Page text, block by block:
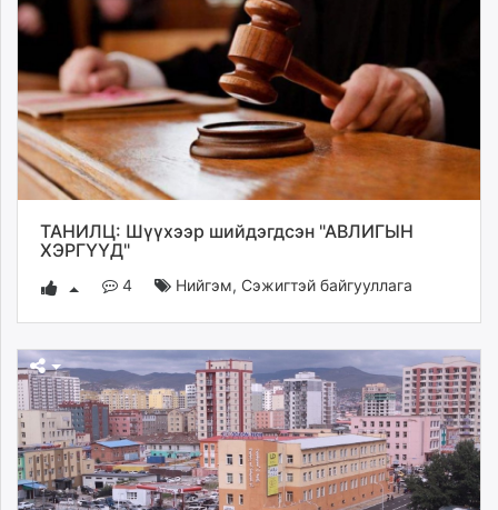
ТАНИЛЦ: Шүүхээр шийдэгдсэн "АВЛИГЫН
ХЭРГҮҮД"
4 Нийгэм, Сэжигтэй байгууллага